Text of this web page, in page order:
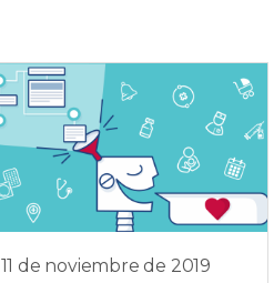
11 de noviembre de 2019